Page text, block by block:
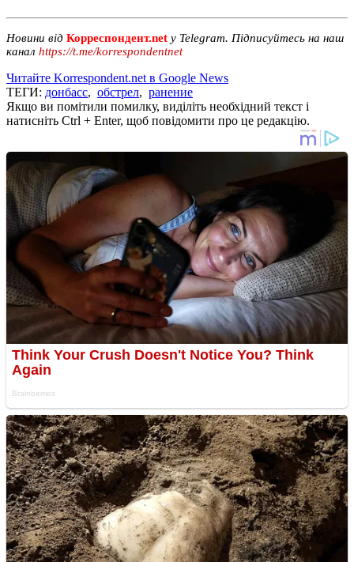
Новини від Корреспондент.net у Telegram. Підписуйтесь на наш
канал https://t.me/korrespondentnet
Читайте Korrespondent.net в Google News
ТЕГИ: донбасс, обстрел, ранение
Якщо ви помітили помилку, виділіть необхідний текст і
натисніть Ctrl + Enter, щоб повідомити про це редакцію.